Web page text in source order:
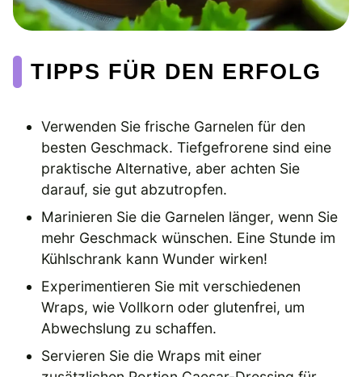
TIPPS FÜR DEN ERFOLG
Verwenden Sie frische Garnelen für den
besten Geschmack. Tiefgefrorene sind eine
praktische Alternative, aber achten Sie
darauf, sie gut abzutropfen.
Marinieren Sie die Garnelen länger, wenn Sie
mehr Geschmack wünschen. Eine Stunde im
Kühlschrank kann Wunder wirken!
Experimentieren Sie mit verschiedenen
Wraps, wie Vollkorn oder glutenfrei, um
Abwechslung zu schaffen.
Servieren Sie die Wraps mit einer